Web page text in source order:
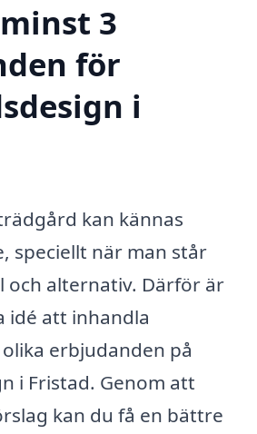
3
för
i
kan kännas
speciellt när man står
och alternativ. Därför är
idé att inhandla
erbjudanden på
i Fristad. Genom att
kan du få en bättre